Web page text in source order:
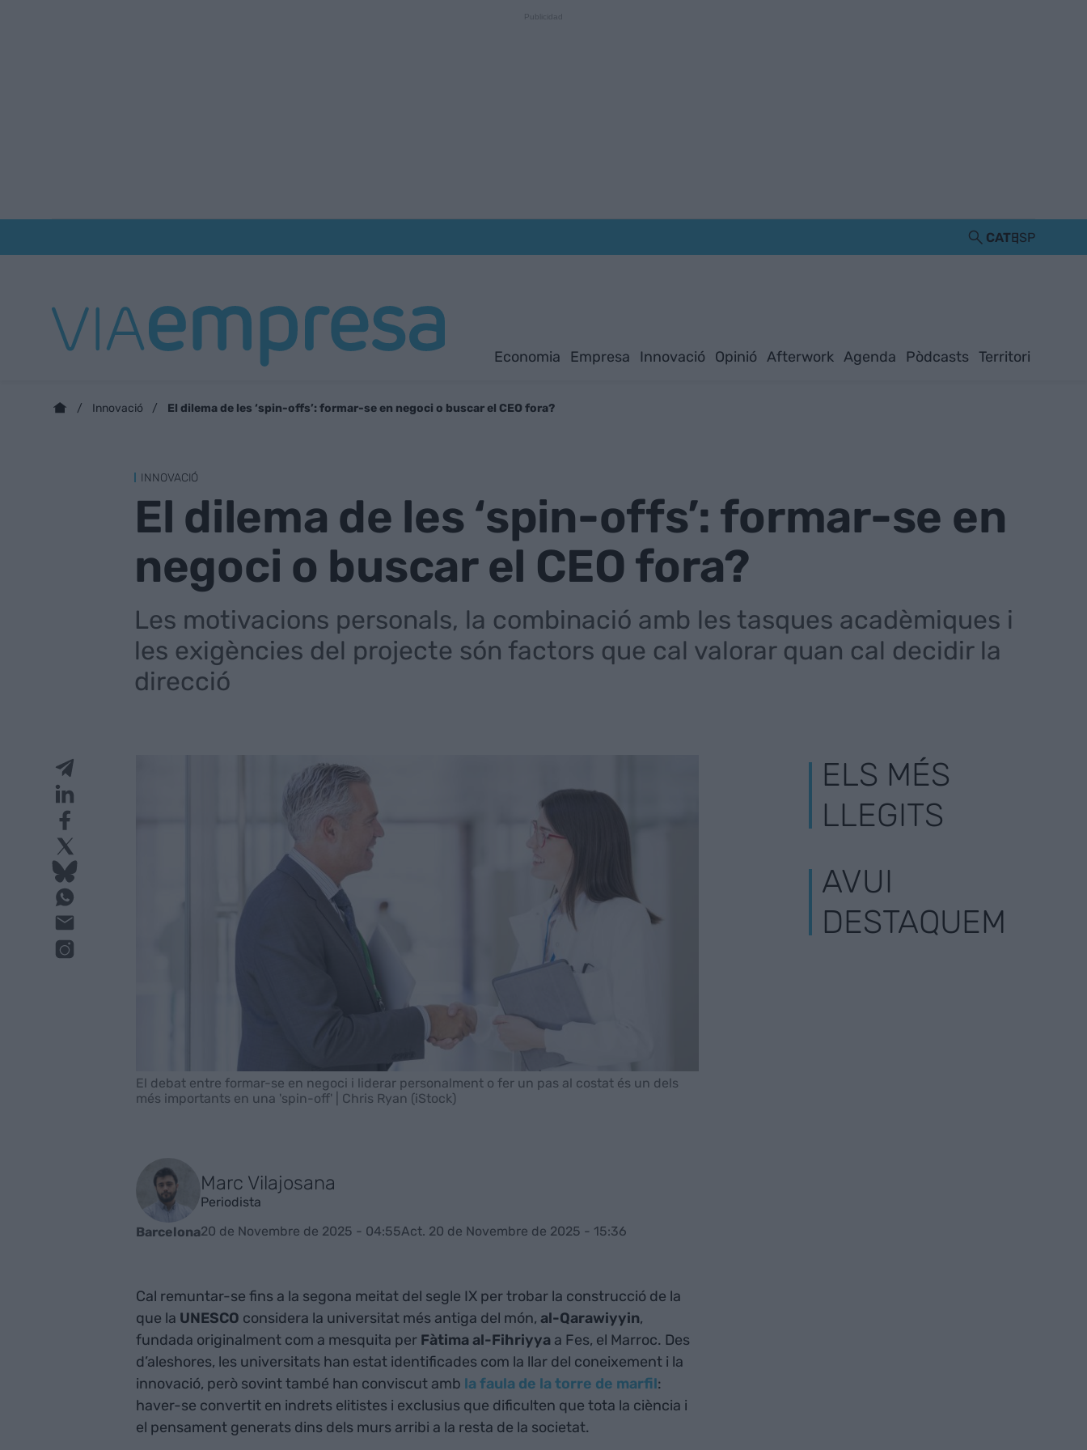
CATESP
Economia Empresa Innovació Opinió Afterwork Agenda Pòdcasts Territori
Innovació El dilema de les ‘spin-offs’: formar-se en negoci o buscar el CEO fora?
INNOVACIÓ
El dilema de les ‘spin-offs’: formar-se en
negoci o buscar el CEO fora?
Les motivacions personals, la combinació amb les tasques acadèmiques i
les exigències del projecte són factors que cal valorar quan cal decidir la
direcció
El debat entre formar-se en negoci i liderar personalment o fer un pas al costat és un dels
més importants en una 'spin-off' | Chris Ryan (iStock)
Marc Vilajosana
Periodista
Barcelona20 de Novembre de 2025 - 04:55Act. 20 de Novembre de 2025 - 15:36
Cal remuntar-se fins a la segona meitat del segle IX per trobar la construcció de la
que la UNESCO considera la universitat més antiga del món, al-Qarawiyyin,
fundada originalment com a mesquita per Fàtima al-Fihriyyaa Fes, el Marroc. Des
d’aleshores, les universitats han estat identificades com la llar del coneixement i la
innovació, però sovint també han conviscut amb la faula de la torre de marfil:
haver-se convertit en indrets elitistes i exclusius que dificulten que tota la ciència i
el pensament generats dins dels murs arribi a la resta de la societat.
ELS MÉS
LLEGITS
AVUI
DESTAQUEM